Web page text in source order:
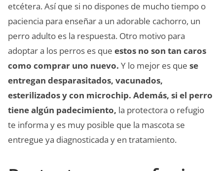
etcétera. Así que si no dispones de mucho tiempo o
paciencia para enseñar a un adorable cachorro, un
perro adulto es la respuesta. Otro motivo para
adoptar a los perros es que estos no son tan caros
como comprar uno nuevo. Y lo mejor es que se
entregan desparasitados, vacunados,
esterilizados y con microchip. Además, si el perro
tiene algún padecimiento, la protectora o refugio
te informa y es muy posible que la mascota se
entregue ya diagnosticada y en tratamiento.